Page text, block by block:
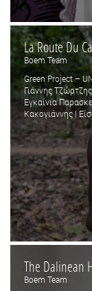
La Route Du
Boem Team
Green Project –
Γιάννης
Εγκαίνια
Κακογιάννης |
The Dalinean
Boem Team